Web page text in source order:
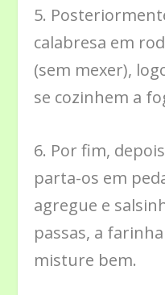
5.
calabresa em
(sem mexer),
se cozinhem a
6. Por fim,
parta-os em
agregue e
passas, a
misture bem.